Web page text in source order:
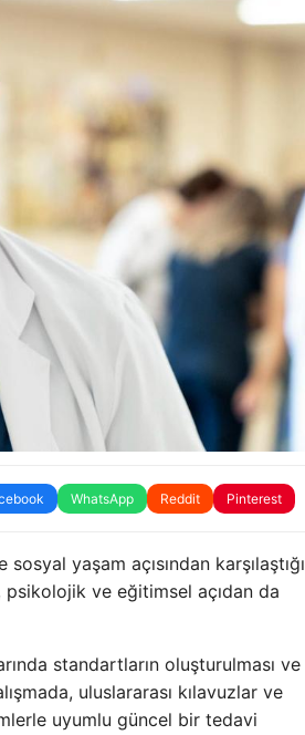
WhatsApp Reddit Pinterest
yaşam açısından karşılaştığı
psikolojik ve eğitimsel açıdan da
standartların oluşturulması ve
uluslararası kılavuzlar ve
uyumlu güncel bir tedavi